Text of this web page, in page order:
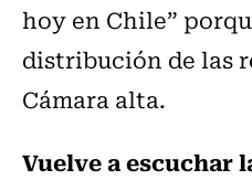
hoy en Chile”
distribución de las
Cámara alta.
Vuelve a escuchar